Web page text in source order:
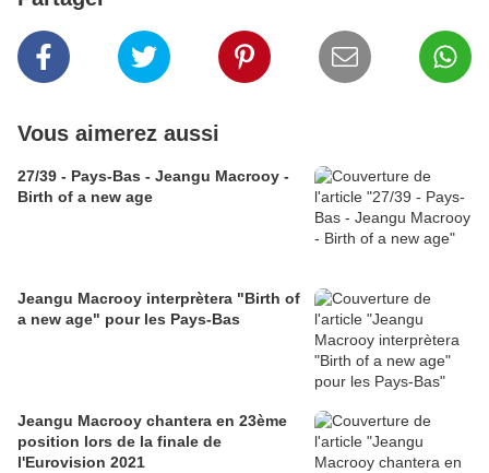
Vous aimerez aussi
27/39 - Pays-Bas - Jeangu Macrooy -
Birth of a new age
Jeangu Macrooy interprètera "Birth of
a new age" pour les Pays-Bas
Jeangu Macrooy chantera en 23ème
position lors de la finale de
l'Eurovision 2021